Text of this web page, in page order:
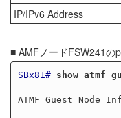
IP/IPv6 Address
■ AMFノードFSW241の
SBx81# show atmf
ATMF Guest Node